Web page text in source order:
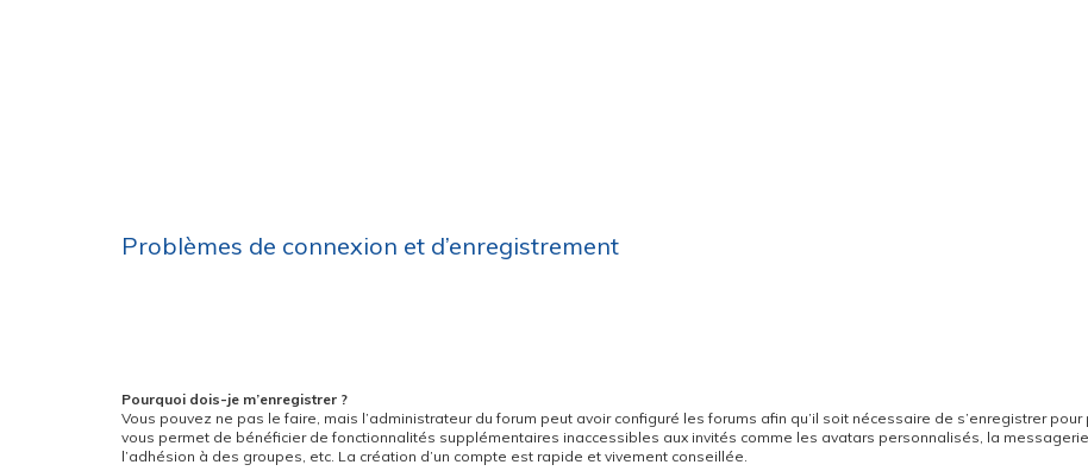
Problèmes de connexion et d’enregistrement
Pourquoi dois-je m’enregistrer ?
Vous pouvez ne pas le faire, mais l’administrateur du forum peut avoir configuré les forums afin qu’il soit nécessaire de s’enregistrer
vous permet de bénéficier de fonctionnalités supplémentaires inaccessibles aux invités comme les avatars personnalisés, la
l’adhésion à des groupes, etc. La création d’un compte est rapide et vivement conseillée.